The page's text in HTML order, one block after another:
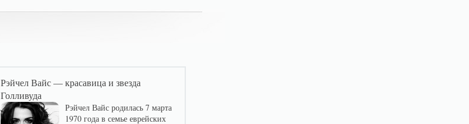
Рэйчел Вайс — красавица и звезда
Голливуда
Рэйчел Вайс родилась 7 марта
1970 года в семье еврейских